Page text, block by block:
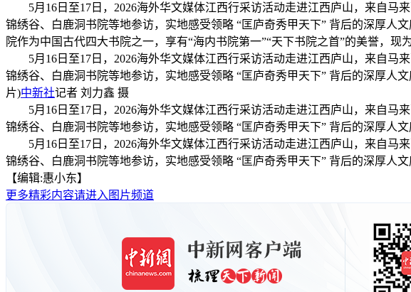
5月16日至17日，2026海外华文媒体江西行采访活动走进江西庐山，来自马
锦绣谷、白鹿洞书院等地参访，实地感受领略 “匡庐奇秀甲天下” 背后的深厚人
院作为中国古代四大书院之一，享有“海内书院第一”“天下书院之首”的美誉，现
5月16日至17日，2026海外华文媒体江西行采访活动走进江西庐山，来自马
锦绣谷、白鹿洞书院等地参访，实地感受领略 “匡庐奇秀甲天下” 背后的深厚人
片)中新社记者 刘力鑫 摄
5月16日至17日，2026海外华文媒体江西行采访活动走进江西庐山，来自马
锦绣谷、白鹿洞书院等地参访，实地感受领略 “匡庐奇秀甲天下” 背后的深厚人
5月16日至17日，2026海外华文媒体江西行采访活动走进江西庐山，来自马
锦绣谷、白鹿洞书院等地参访，实地感受领略 “匡庐奇秀甲天下” 背后的深厚人
【编辑:惠小东】
更多精彩内容请进入图片频道